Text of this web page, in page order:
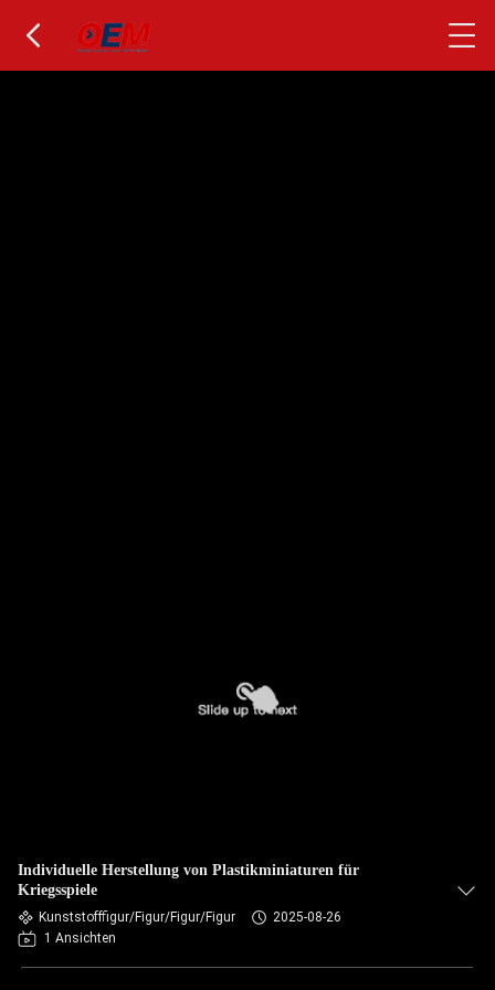
Individuelle Herstellung von Plastikminiaturen für
Kriegsspiele
Kunststofffigur/Figur/Figur/Figur
2025-08-26
1 Ansichten